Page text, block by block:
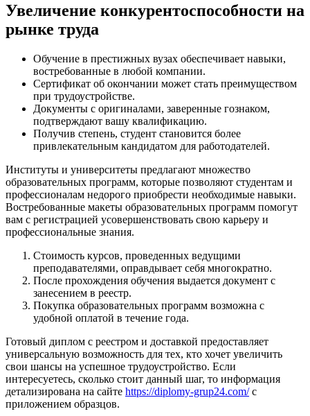
Увеличение конкурентоспособности на
рынке труда
Обучение в престижных вузах обеспечивает навыки,
востребованные в любой компании.
Сертификат об окончании может стать преимуществом
при трудоустройстве.
Документы с оригиналами, заверенные гознаком,
подтверждают вашу квалификацию.
Получив степень, студент становится более
привлекательным кандидатом для работодателей.
Институты и университеты предлагают множество
образовательных программ, которые позволяют студентам и
профессионалам недорого приобрести необходимые навыки.
Востребованные макеты образовательных программ помогут
вам с регистрацией усовершенствовать свою карьеру и
профессиональные знания.
Стоимость курсов, проведенных ведущими
преподавателями, оправдывает себя многократно.
После прохождения обучения выдается документ с
занесением в реестр.
Покупка образовательных программ возможна с
удобной оплатой в течение года.
Готовый диплом с реестром и доставкой предоставляет
универсальную возможность для тех, кто хочет увеличить
свои шансы на успешное трудоустройство. Если
интересуетесь, сколько стоит данный шаг, то информация
детализирована на сайте https://diplomy-grup24.com/с
приложением образцов.